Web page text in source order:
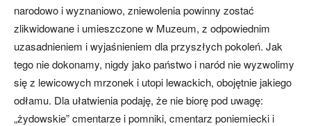
narodowo i wyznaniowo, zniewolenia powinny zostać
zlikwidowane i umieszczone w Muzeum, z odpowiednim
uzasadnieniem i wyjaśnieniem dla przyszłych pokoleń. Jak
tego nie dokonamy, nigdy jako państwo i naród nie wyzwolimy
się z lewicowych mrzonek i utopi lewackich, obojętnie jakiego
odłamu. Dla ułatwienia podaję, że nie biorę pod uwagę:
„żydowskie” cmentarze i pomniki, cmentarz poniemiecki i